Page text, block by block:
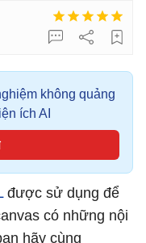
không quảng
ích AI
được sử dụng để
có những nội
hãy cùng